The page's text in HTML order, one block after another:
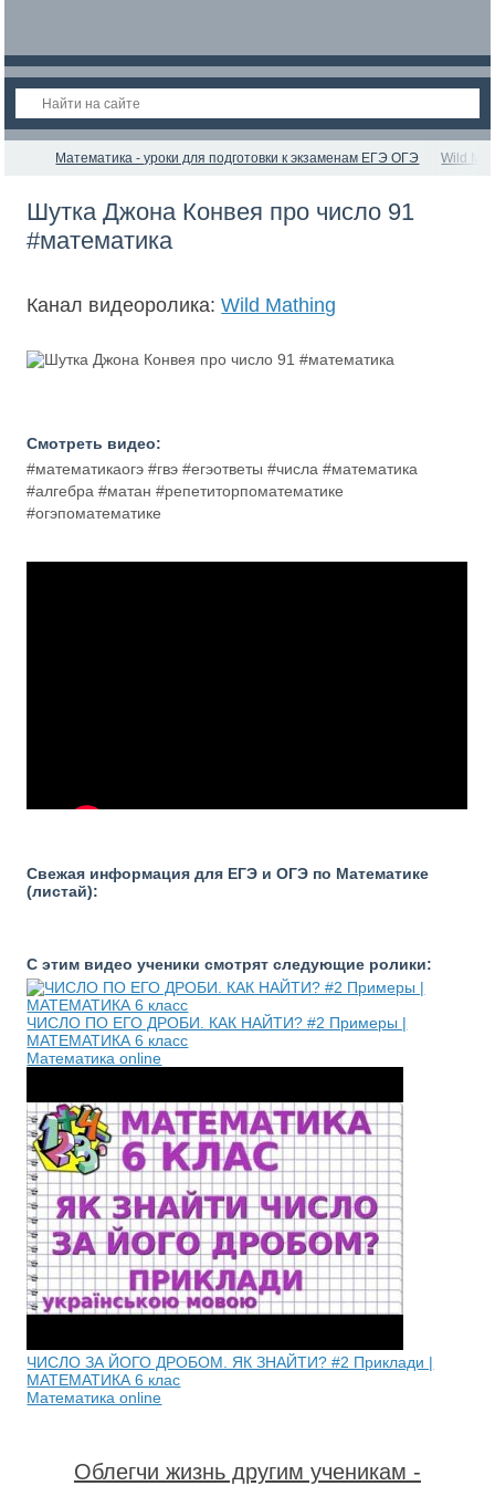
Математика - уроки для подготовки к экзаменам ЕГЭ ОГЭ Wild
Шутка Джона Конвея про число 91
#математика
Канал видеоролика:Wild Mathing
Смотреть видео:
#математикаогэ #гвэ #егэответы #числа #математика
#алгебра #матан #репетиторпоматематике
#огэпоматематике
Свежая информация для ЕГЭ и ОГЭ по Математике
(листай):
С этим видео ученики смотрят следующие ролики:
ЧИСЛО ПО ЕГО ДРОБИ. КАК НАЙТИ? #2 Примеры |
МАТЕМАТИКА 6 класс
Математика online
ЧИСЛО ЗА ЙОГО ДРОБОМ. ЯК ЗНАЙТИ? #2 Приклади |
МАТЕМАТИКА 6 клас
Математика online
Облегчи жизнь другим ученикам -